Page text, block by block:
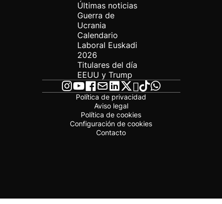
Últimas noticias
Guerra de
Ucrania
Calendario
Laboral Euskadi
2026
Titulares del día
EEUU y Trump
Política de privacidad
Aviso legal
Política de cookies
Configuración de cookies
Contacto